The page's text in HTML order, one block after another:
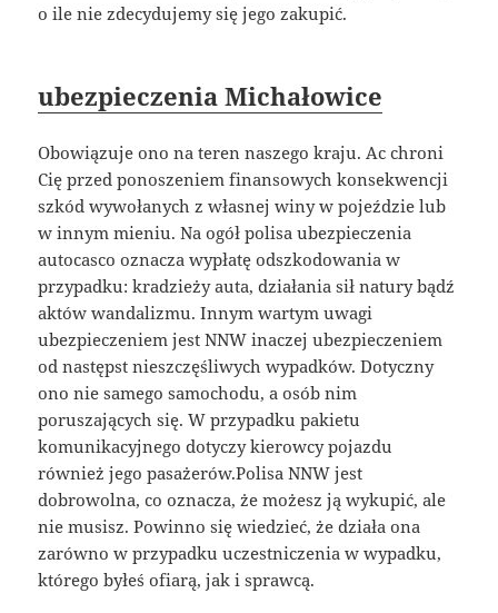
o ile nie zdecydujemy się jego zakupić.
ubezpieczenia Michałowice
Obowiązuje ono na teren naszego kraju. Ac chroni
Cię przed ponoszeniem finansowych konsekwencji
szkód wywołanych z własnej winy w pojeździe lub
w innym mieniu. Na ogół polisa ubezpieczenia
autocasco oznacza wypłatę odszkodowania w
przypadku: kradzieży auta, działania sił natury bądź
aktów wandalizmu. Innym wartym uwagi
ubezpieczeniem jest NNW inaczej ubezpieczeniem
od następst nieszczęśliwych wypadków. Dotyczny
ono nie samego samochodu, a osób nim
poruszających się. W przypadku pakietu
komunikacyjnego dotyczy kierowcy pojazdu
również jego pasażerów.Polisa NNW jest
dobrowolna, co oznacza, że możesz ją wykupić, ale
nie musisz. Powinno się wiedzieć, że działa ona
zarówno w przypadku uczestniczenia w wypadku,
którego byłeś ofiarą, jak i sprawcą.